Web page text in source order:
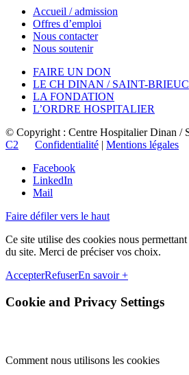
Accueil / admission
Offres d’emploi
Nous contacter
Nous soutenir
FAIRE UN DON
LE CH DINAN / SAINT-BRIEUC
LA FONDATION
L’ORDRE HOSPITALIER
© Copyright : Centre Hospitalier Dinan /
C2
Confidentialité | Mentions légales
Facebook
LinkedIn
Mail
Faire défiler vers le haut
Ce site utilise des cookies nous
du site. Merci de préciser vos choix.
AccepterRefuserEn savoir +
Cookie and Privacy Settings
Comment nous utilisons les cookies